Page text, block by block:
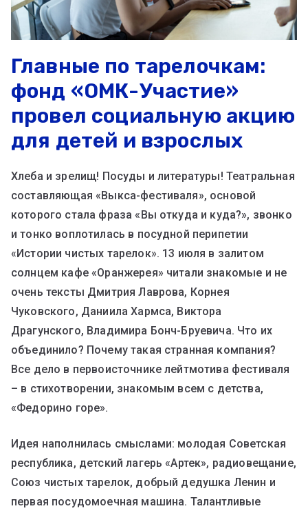
Главные по тарелочкам:
фонд «ОМК-Участие»
провел социальную акцию
для детей и взрослых
Хлеба и зрелищ! Посуды и литературы! Театральная
составляющая «Выкса-фестиваля», основой
которого стала фраза «Вы откуда и куда?», звонко
и тонко воплотилась в посудной перипетии
«Истории чистых тарелок». 13 июля в залитом
солнцем кафе «Оранжерея» читали знакомые и не
очень тексты Дмитрия Лаврова, Корнея
Чуковского, Даниила Хармса, Виктора
Драгунского, Владимира Бонч-Бруевича. Что их
объединило? Почему такая странная компания?
Все дело в первоисточнике лейтмотива фестиваля
– в стихотворении, знакомым всем с детства,
«Федорино горе».
Идея наполнилась смыслами: молодая Советская
республика, детский лагерь «Артек», радиовещание,
Союз чистых тарелок, добрый дедушка Ленин и
первая посудомоечная машина. Талантливые